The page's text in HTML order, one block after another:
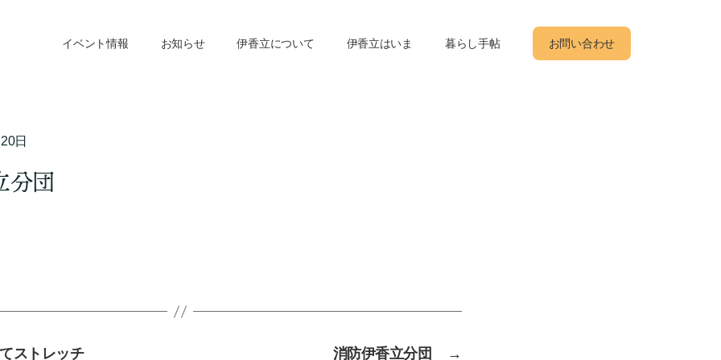
イベント情報 お知らせ 伊香立について 伊香立はいま 暮らし手帖 お問い合わせ
日
分団
ストレッチ →
消防伊香立分団